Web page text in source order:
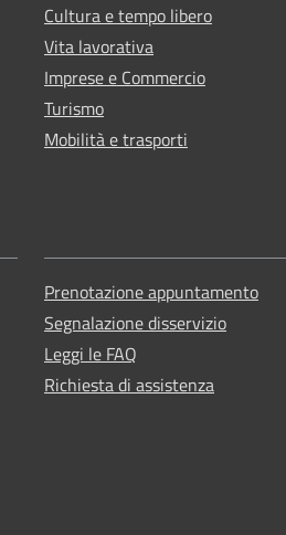
Cultura e tempo libero
Vita lavorativa
Imprese e Commercio
Turismo
Mobilità e trasporti
Prenotazione appuntamento
Segnalazione disservizio
Leggi le FAQ
Richiesta di assistenza